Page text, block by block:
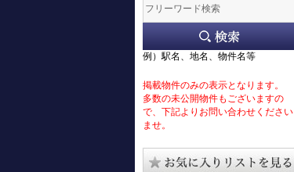
例）駅名、地名、物件名等
掲載物件のみの表示となります。
多数の未公開物件もございますの
で、下記よりお問い合わせください
ませ。